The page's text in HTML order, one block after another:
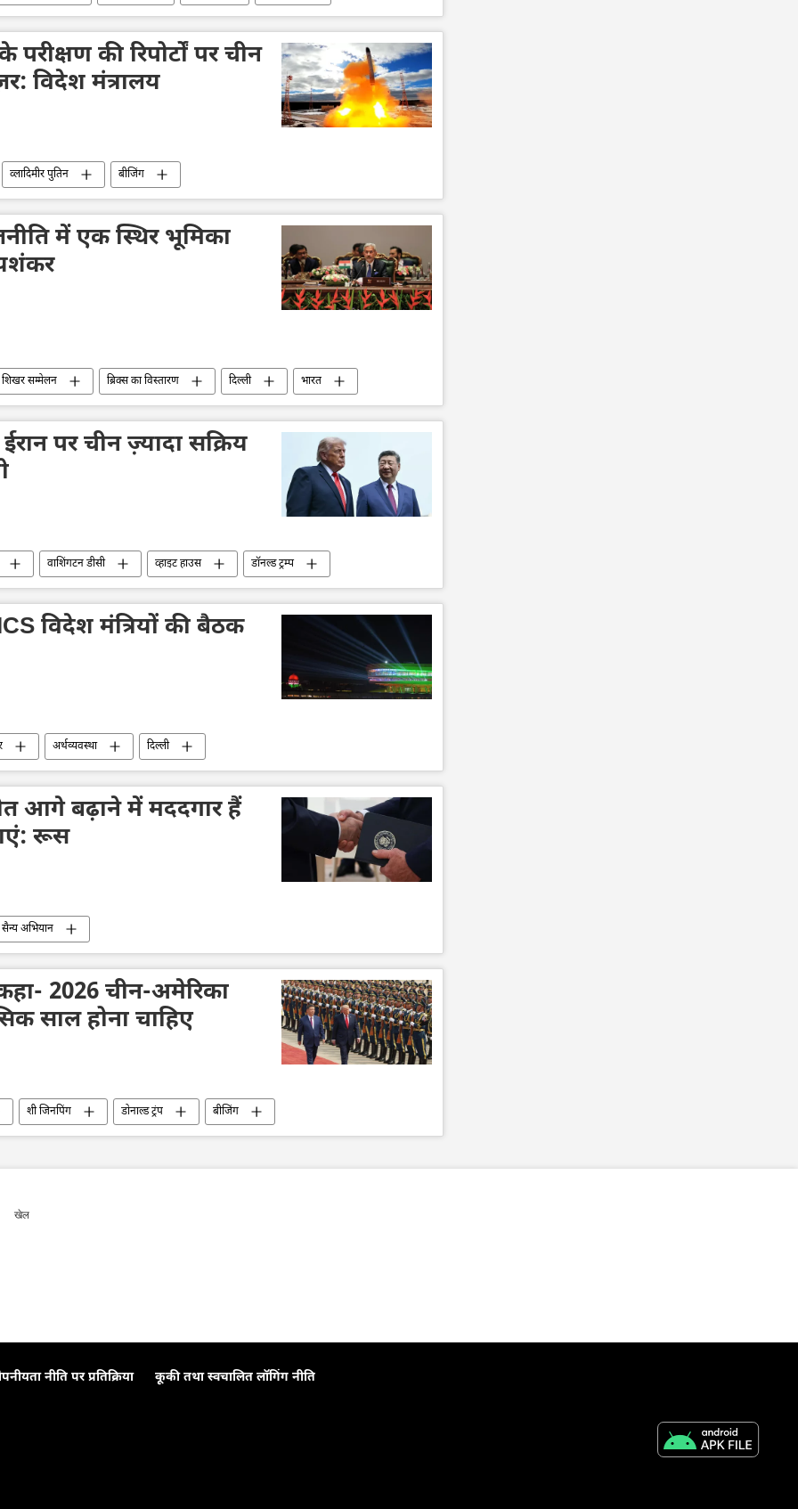
व्हाइट हाउस डॉनल्ड ट्रम्प
बेंजामिन नेतन्याहू
की रिपोर्टों पर चीन
विदेश मंत्रालय
व्लादिमीर पुतिन बीजिंग
में एक स्थिर भूमिका
शिखर सम्मेलन ब्रिक्स का विस्तारण दिल्ली
भारत
भारत सरकार ईरान अमेरिका-इजराइल-ईरान युद्ध
पर चीन ज़्यादा सक्रिय
वाशिंगटन डीसी व्हाइट हाउस
डॉनल्ड ट्रम्प
रिश्ते ईरान अमेरिका-इजराइल-ईरान युद्ध
इजराइल
पाकिस्तान
विदेश मंत्रियों की बैठक
अर्थव्यवस्था दिल्ली
आगे बढ़ाने में मददगार हैं
रूस
अभियान
2026 चीन-अमेरिका
साल होना चाहिए
शी जिनपिंग डोनाल्ड ट्रंप बीजिंग
खेल
नीति पर प्रतिक्रिया कूकी तथा स्वचालित लॉगिंग नीति